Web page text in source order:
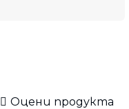
Оцени продукта